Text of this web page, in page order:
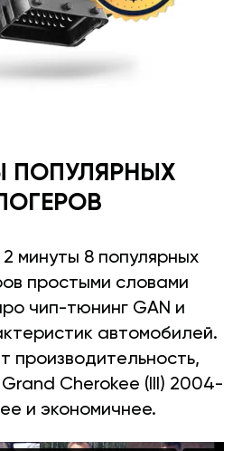
ПОПУЛЯРНЫХ
минуты 8 популярных
простыми словами
чип-тюнинг GAN и
автомобилей.
производительность,
Cherokee (III) 2004-
и экономичнее.